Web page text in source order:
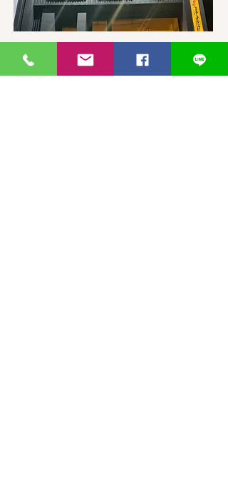
台灣-台中-泰蜜莉旗艦店
406台湾臺中市北屯區東山路一段